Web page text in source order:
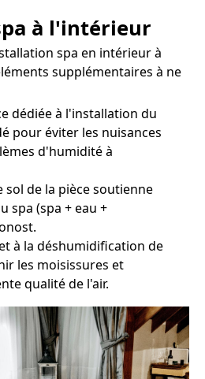
à l'intérieur
spa en intérieur à
supplémentaires à ne
dédiée à l'installation du
pour éviter les nuisances
d'humidité à
sol de la pièce soutienne
spa (spa + eau +
à la déshumidification de
les moisissures et
qualité de l'air.